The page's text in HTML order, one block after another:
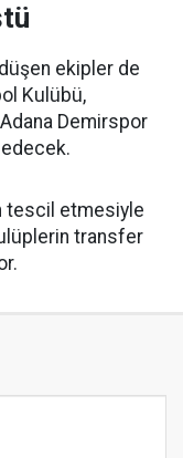
ekipler de
Kulübü,
Demirspor
tescil etmesiyle
transfer